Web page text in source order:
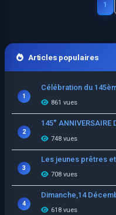
1
Articles populaires
1
Célébration du
861 vues
2
145ᵉ ANNIVERSAIRE
748 vues
3
Les jeunes prêtres
708 vues
4
Dimanche,14
618 vues